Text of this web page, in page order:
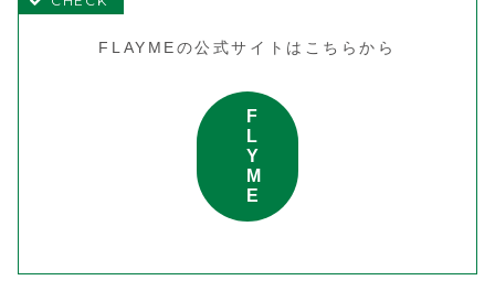
FLAYMEの公式サイトはこちらから
F
L
Y
M
E